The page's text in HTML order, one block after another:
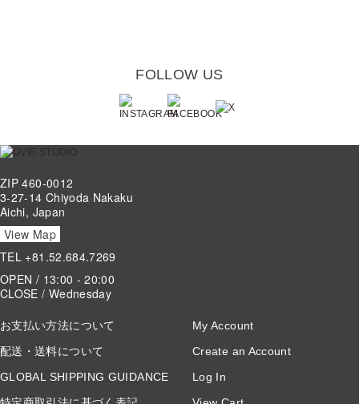
FOLLOW US
ZIP 460-0012
3-27-14 Chiyoda Nakaku
Aichi, Japan
View Map
TEL +81.52.684.7269
OPEN / 13:00 - 20:00
CLOSE / Wednesday
お支払い方法について
配送・送料について
GLOBAL SHIPPING GUIDANCE
My Account
Create an Account
Log In